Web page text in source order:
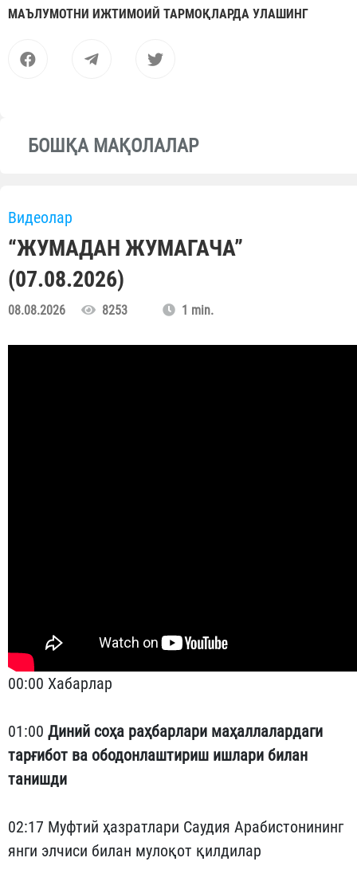
МАЪЛУМОТНИ ИЖТИМОИЙ ТАРМОҚЛАРДА УЛАШИНГ
БОШҚА МАҚОЛАЛАР
Видеолар
“ЖУМАДАН ЖУМАГАЧА”
(07.08.2026)
08.08.2026 8253 1 min.
00:00 Хабарлар
01:00 Диний соҳа раҳбарлари маҳаллалардаги
тарғибот ва ободонлаштириш ишлари билан
танишди
02:17 Муфтий ҳазратлари Саудия Арабистонининг
янги элчиси билан мулоқот қилдилар